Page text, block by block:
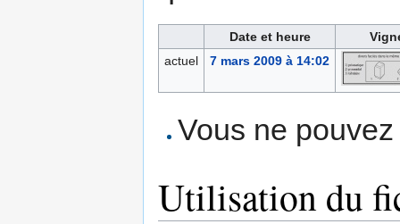
Date et heure
actuel
7 mars 2009 à 14:02
Vous ne
Utilisation du